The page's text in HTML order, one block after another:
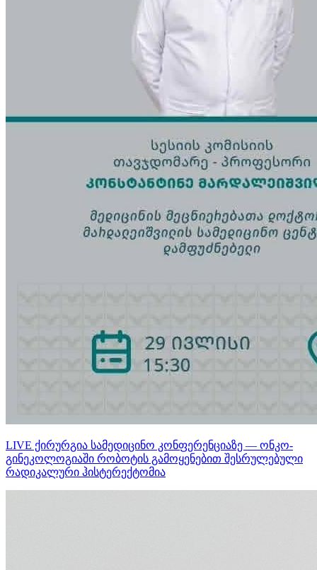
LIVE ქირურგია სამედიცინო კონფერენციაზე — ონკო-
გინეკოლოგიაში რობოტის გამოყენებით შესრულებული
რადიკალური ჰისტერექტომია